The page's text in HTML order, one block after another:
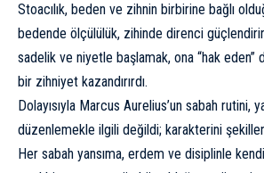
Stoacılık, beden ve zihnin birbirine bağlı
bedende ölçülülük, zihinde direnci
sadelik ve niyetle başlamak, ona “hak eden”
bir zihniyet kazandırırdı.
Dolayısıyla Marcus Aurelius’un sabah rutini,
düzenlemekle ilgili değildi; karakterini
Her sabah yansıma, erdem ve disiplinle